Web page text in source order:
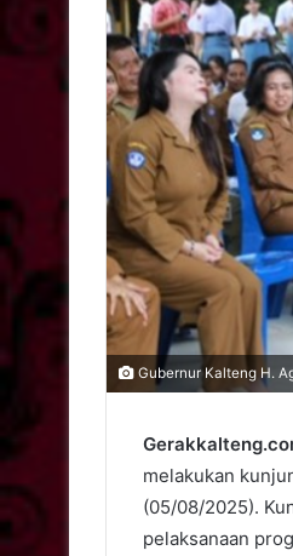
Gubernur Kalteng H.
melakukan
(05/08/2025).
pelaksanaan